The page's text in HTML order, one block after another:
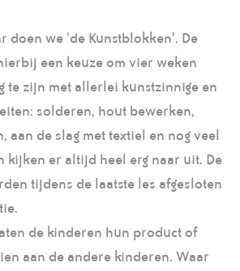
doen we ‘de Kunstblokken’. De
een keuze om vier weken
te zijn met allerlei kunstzinnige en
solderen, hout bewerken,
aan de slag met textiel en nog veel
kijken er altijd heel erg naar uit. De
tijdens de laatste les afgesloten
de kinderen hun product of
aan de andere kinderen. Waar